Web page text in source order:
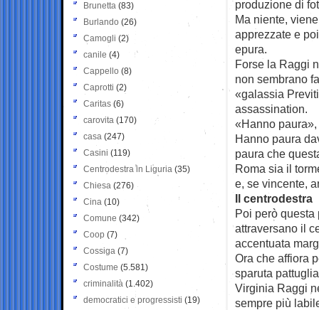
produzione di
Ma niente,
apprezzate e
epura.
Forse la Raggi
non sembrano
«galassia
assassination.
«Hanno
Hanno paura
paura che
Roma sia il
e, se vincente,
Il centrodestra
Poi però questa
attraversano il
accentuata
Ora che affiora
sparuta
Virginia Raggi
sempre più
Brunetta (83)
Burlando (26)
Camogli (2)
canile (4)
Cappello (8)
Caprotti (2)
Caritas (6)
carovita (170)
casa (247)
Casini (119)
Centrodestra in Liguria (35)
Chiesa (276)
Cina (10)
Comune (342)
Coop (7)
Cossiga (7)
Costume (5.581)
criminalità (1.402)
democratici e progressisti (19)